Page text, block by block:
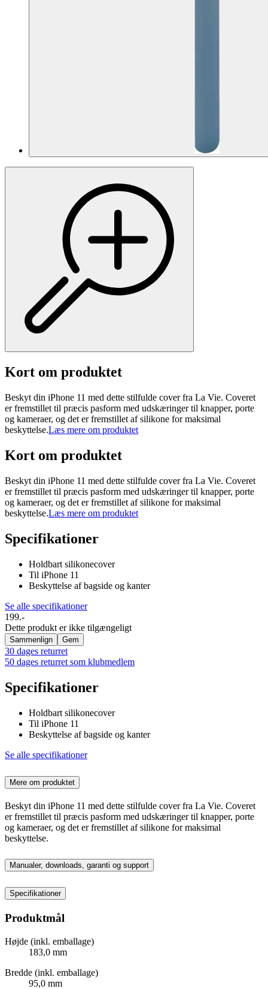
Kort om produktet
Beskyt din iPhone 11 med dette stilfulde cover fra La Vie. Coveret
er fremstillet til præcis pasform med udskæringer til knapper, porte
og kameraer, og det er fremstillet af silikone for maksimal
beskyttelse.Læs mere om produktet
Kort om produktet
Beskyt din iPhone 11 med dette stilfulde cover fra La Vie. Coveret
er fremstillet til præcis pasform med udskæringer til knapper, porte
og kameraer, og det er fremstillet af silikone for maksimal
beskyttelse.Læs mere om produktet
Specifikationer
Holdbart silikonecover
Til iPhone 11
Beskyttelse af bagside og kanter
Se alle specifikationer
199.-
Dette produkt er ikke tilgængeligt
Sammenlign Gem
30 dages returret
50 dages returret som klubmedlem
Specifikationer
Holdbart silikonecover
Til iPhone 11
Beskyttelse af bagside og kanter
Se alle specifikationer
Mere om produktet
Beskyt din iPhone 11 med dette stilfulde cover fra La Vie. Coveret
er fremstillet til præcis pasform med udskæringer til knapper, porte
og kameraer, og det er fremstillet af silikone for maksimal
beskyttelse.
Manualer, downloads, garanti og support
Specifikationer
Produktmål
Højde (inkl. emballage)
183,0 mm
Bredde (inkl. emballage)
95,0 mm